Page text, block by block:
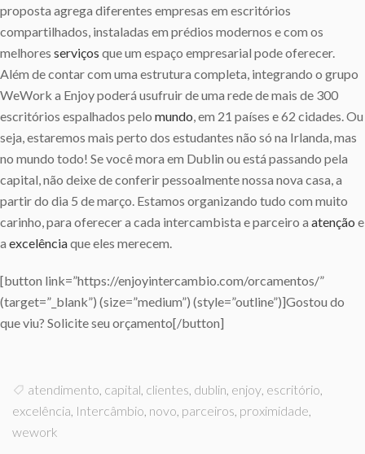
proposta agrega diferentes empresas em escritórios
compartilhados, instaladas em prédios modernos e com os
melhores serviços que um espaço empresarial pode oferecer.
Além de contar com uma estrutura completa, integrando o grupo
WeWork a Enjoy poderá usufruir de uma rede de mais de 300
escritórios espalhados pelo mundo , em 21 países e 62 cidades. Ou
seja, estaremos mais perto dos estudantes não só na Irlanda, mas
no mundo todo! Se você mora em Dublin ou está passando pela
capital, não deixe de conferir pessoalmente nossa nova casa, a
partir do dia 5 de março. Estamos organizando tudo com muito
carinho, para oferecer a cada intercambista e parceiro a atenção e
a excelênciaque eles merecem.
[button link=”https://enjoyintercambio.com/orcamentos/”
(target=”_blank”) (size=”medium”) (style=”outline”)]Gostou do
que viu? Solicite seu orçamento[/button]
atendimento capital clientes dublin enjoy escritório
excelência Intercâmbio novo parceiros proximidade
wework